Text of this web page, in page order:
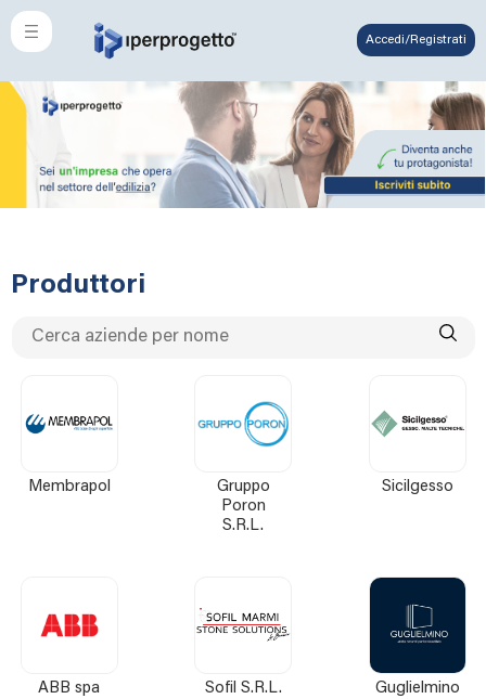
Accedi/Registrati
Produttori
Membrapol
Gruppo
Poron
S.R.L.
Sicilgesso
ABB spa Sofil S.R.L. Guglielmino